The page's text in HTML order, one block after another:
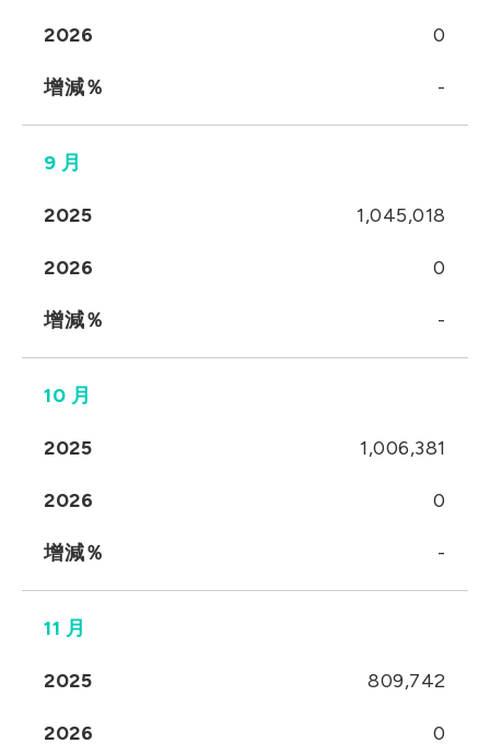
2026 0
增減％ -
9 月
2025 1,045,018
2026 0
增減％ -
10 月
2025 1,006,381
2026 0
增減％ -
11 月
2025 809,742
2026 0